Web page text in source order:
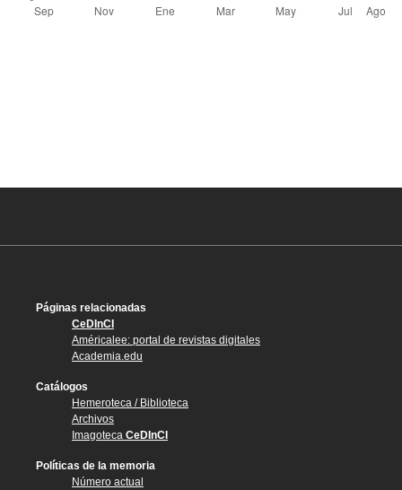
Páginas relacionadas
CeDInCI
Américalee: portal de revistas digitales
Academia.edu
Catálogos
Hemeroteca / Biblioteca
Archivos
Imagoteca CeDInCI
Políticas de la memoria
Número actual